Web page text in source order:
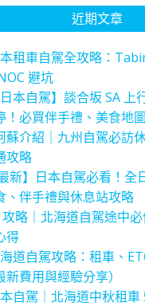
近期文章
租車自駕全攻略：
避坑
日本自駕】談合坂 SA
！必買伴手禮、美食地
蘇介紹｜九州自駕必訪
攻略
新】日本自駕必看！全
、伴手禮與休息站攻略
攻略｜北海道自駕途中
得
道自駕攻略：租車、
費用與經驗分享）
自駕｜北海道中秋租車